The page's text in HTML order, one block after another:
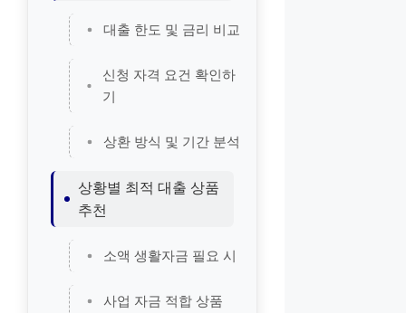
대출 한도 및 금리 비교
신청 자격 요건 확인하
기
상환 방식 및 기간 분석
상황별 최적 대출 상품
추천
소액 생활자금 필요 시
사업 자금 적합 상품